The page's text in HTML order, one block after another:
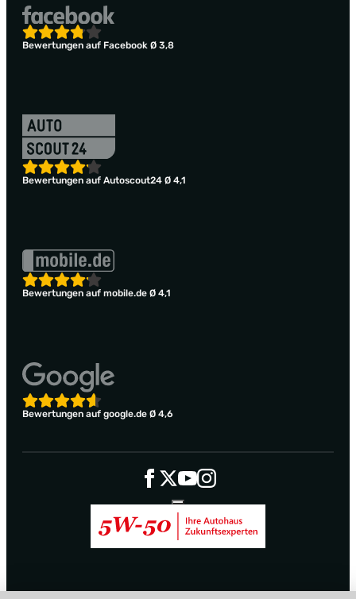
Bewertungen auf Facebook Ø 3,8
Bewertungen auf Autoscout24 Ø 4,1
Bewertungen auf mobile.de Ø 4,1
Bewertungen auf google.de Ø 4,6